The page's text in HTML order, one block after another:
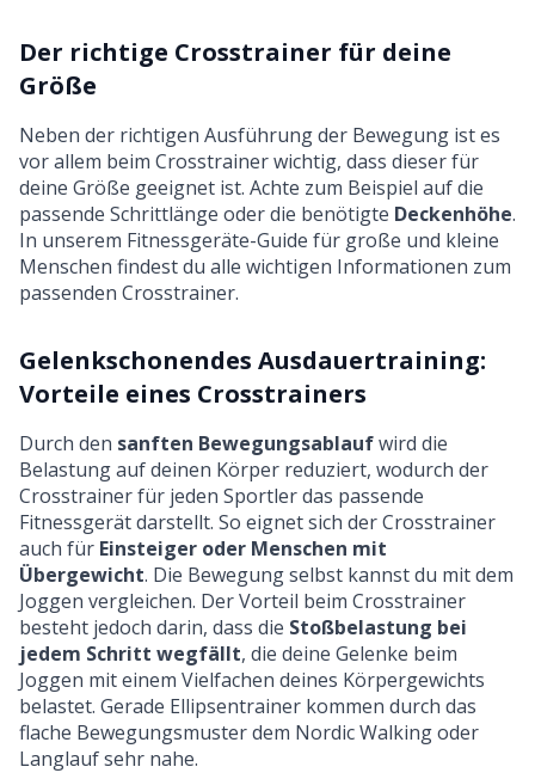
Der richtige Crosstrainer für deine
Größe
Neben der richtigen Ausführung der Bewegung ist es
vor allem beim Crosstrainer wichtig, dass dieser für
deine Größe geeignet ist. Achte zum Beispiel auf die
passende Schrittlänge oder die benötigte Deckenhöhe.
In unserem Fitnessgeräte-Guide für große und kleine
Menschen findest du alle wichtigen Informationen zum
passenden Crosstrainer.
Gelenkschonendes Ausdauertraining:
Vorteile eines Crosstrainers
Durch den sanften Bewegungsablaufwird die
Belastung auf deinen Körper reduziert, wodurch der
Crosstrainer für jeden Sportler das passende
Fitnessgerät darstellt. So eignet sich der Crosstrainer
auch für Einsteiger oder Menschen mit
Übergewicht. Die Bewegung selbst kannst du mit dem
Joggen vergleichen. Der Vorteil beim Crosstrainer
besteht jedoch darin, dass die Stoßbelastung bei
jedem Schritt wegfällt, die deine Gelenke beim
Joggen mit einem Vielfachen deines Körpergewichts
belastet. Gerade Ellipsentrainer kommen durch das
flache Bewegungsmuster dem Nordic Walking oder
Langlauf sehr nahe.